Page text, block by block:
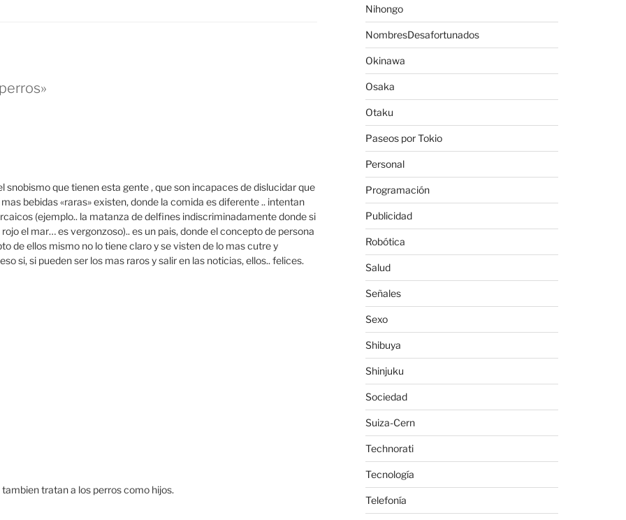
snobismo que tienen esta gente , que son incapaces de dislucidar que
bebidas «raras» existen, donde la comida es diferente .. intentan
(ejemplo.. la matanza de delfines indiscriminadamente donde si
el mar… es vergonzoso).. es un pais, donde el concepto de persona
de ellos mismo no lo tiene claro y se visten de lo mas cutre y
si, si pueden ser los mas raros y salir en las noticias, ellos.. felices.
tratan a los perros como hijos.
Nihongo
NombresDesafortunados
Okinawa
Osaka
Otaku
Paseos por Tokio
Personal
Programación
Publicidad
Robótica
Salud
Señales
Sexo
Shibuya
Shinjuku
Sociedad
Suiza-Cern
Technorati
Tecnología
Telefonía